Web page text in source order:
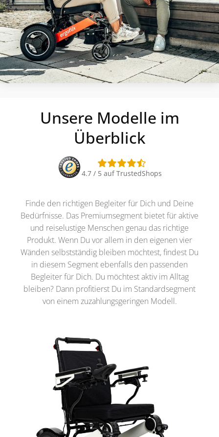
Unsere Modelle im
Überblick
4.7 / 5 auf TrustedShops
Finde den richtigen Begleiter für Dich und Deine
Bedürfnisse. Das Premiumsegment bietet für aktive
und reiselustige Menschen genau das richtige
Produkt. Wenn Du vor allem in den eigenen vier
Wänden selbstständig bleiben möchtest, findest Du
in diesem Segment ebenfalls den passenden
Begleiter für Dich. Du möchtest aktiv im Alltag
bleiben? Dann profitierst Du im Standardsegment
von einem zuzahlungsgeringen Modell.